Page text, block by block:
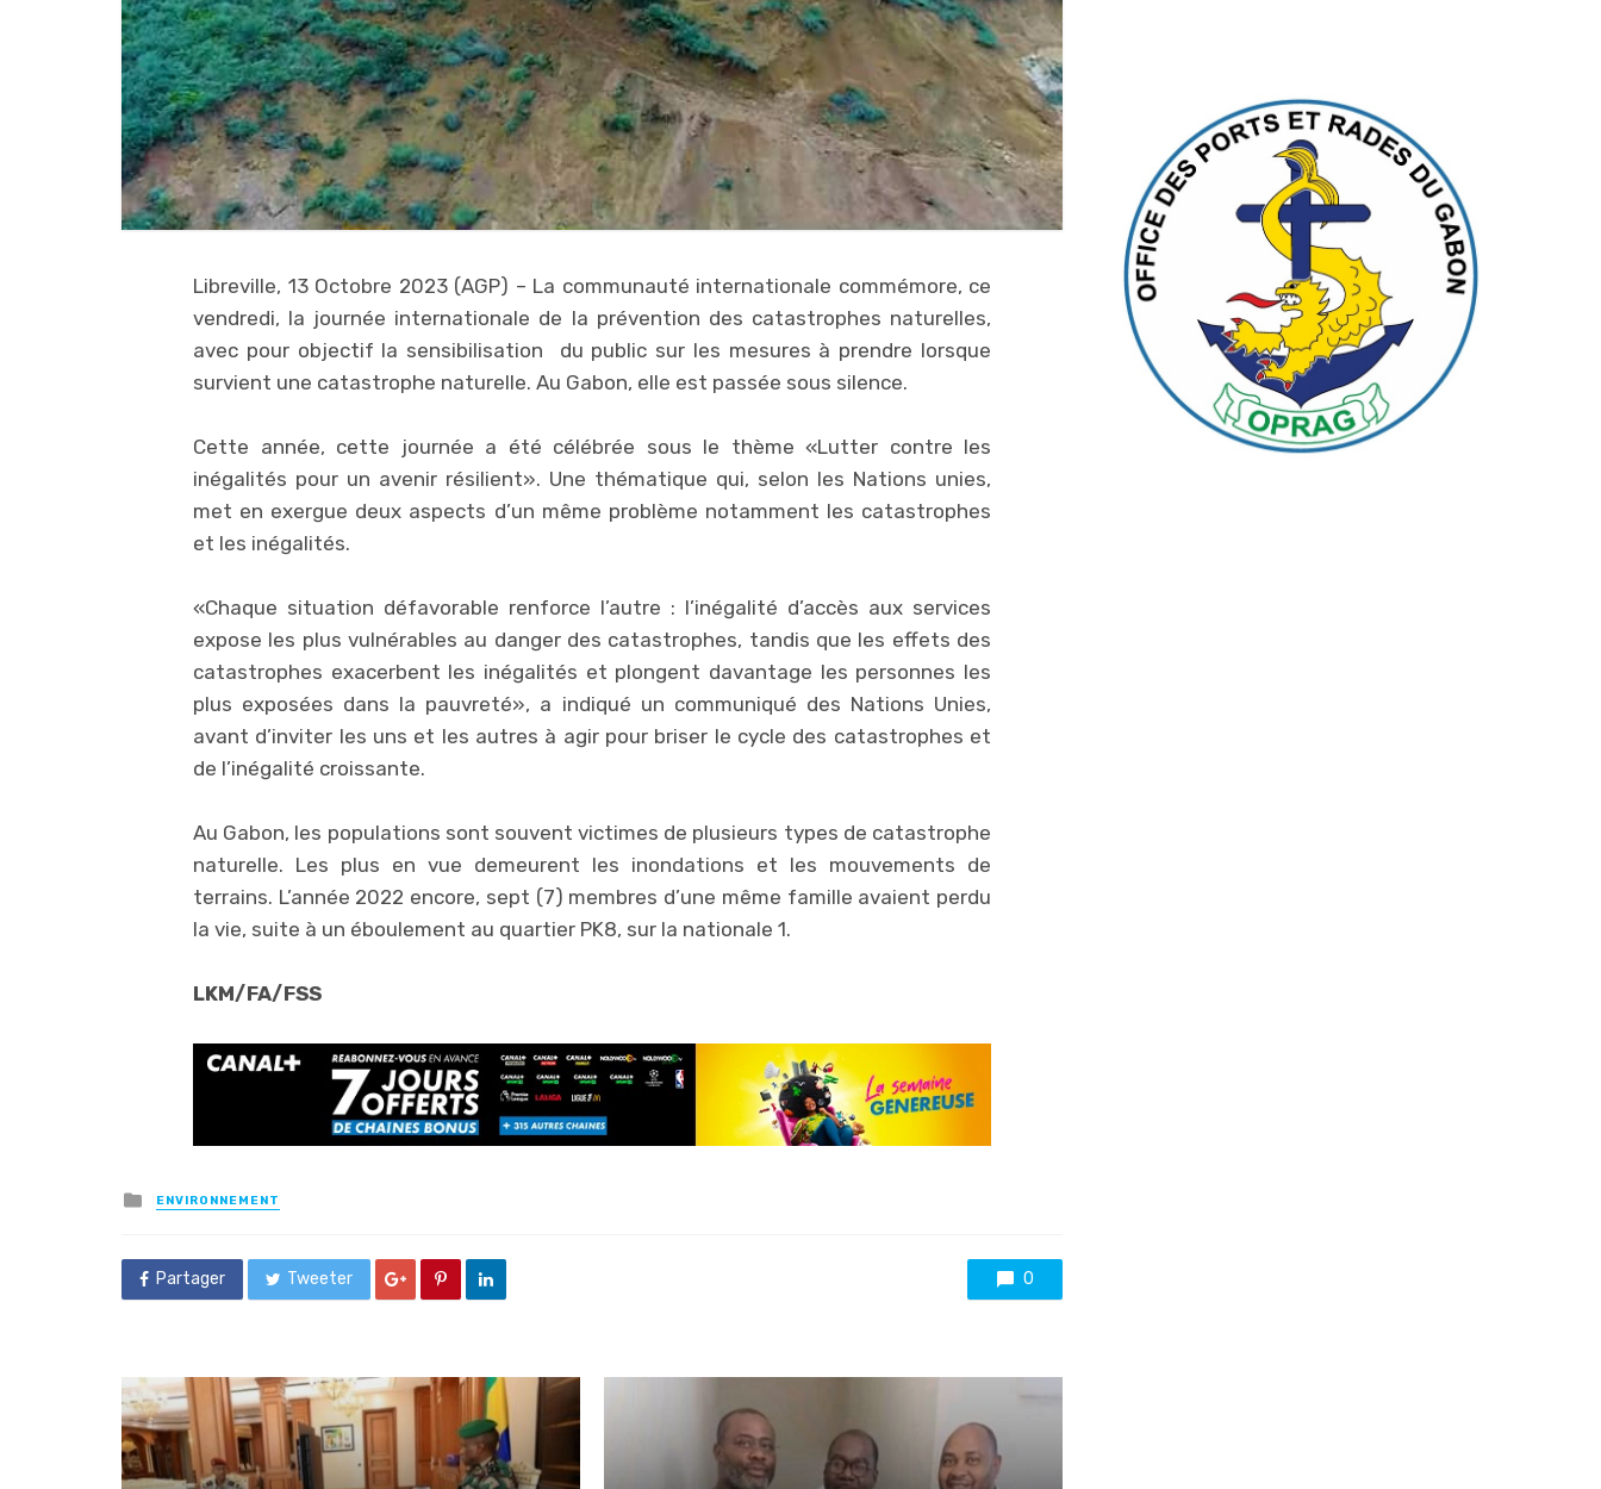
Libreville, 13 Octobre 2023 (AGP) – La communauté internationale commémore, ce
vendredi, la journée internationale de la prévention des catastrophes naturelles,
avec pour objectif la sensibilisation du public sur les mesures à prendre lorsque
survient une catastrophe naturelle. Au Gabon, elle est passée sous silence.
Cette année, cette journée a été célébrée sous le thème «Lutter contre les
inégalités pour un avenir résilient». Une thématique qui, selon les Nations unies,
met en exergue deux aspects d’un même problème notamment les catastrophes
et les inégalités.
«Chaque situation défavorable renforce l’autre : l’inégalité d’accès aux services
expose les plus vulnérables au danger des catastrophes, tandis que les effets des
catastrophes exacerbent les inégalités et plongent davantage les personnes les
plus exposées dans la pauvreté», a indiqué un communiqué des Nations Unies,
avant d’inviter les uns et les autres à agir pour briser le cycle des catastrophes et
de l’inégalité croissante.
Au Gabon, les populations sont souvent victimes de plusieurs types de catastrophe
naturelle. Les plus en vue demeurent les inondations et les mouvements de
terrains. L’année 2022 encore, sept (7) membres d’une même famille avaient perdu
la vie, suite à un éboulement au quartier PK8, sur la nationale 1.
LKM/FA/FSS
Posted
in
ENVIRONNEMENT
Partager Tweeter 0